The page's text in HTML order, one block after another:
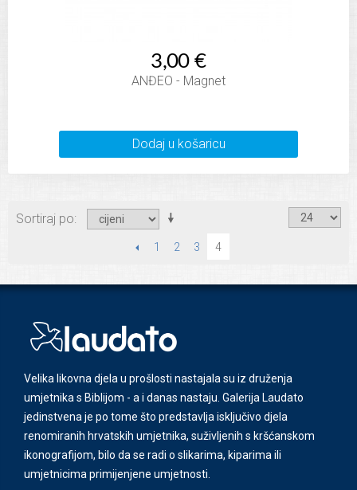
3,00 €
ANĐEO - Magnet
Dodaj u košaricu
Sortiraj po
PRETHODNI
1 2 3 4
Velika likovna djela u prošlosti nastajala su iz druženja
umjetnika s Biblijom - a i danas nastaju. Galerija Laudato
jedinstvena je po tome što predstavlja isključivo djela
renomiranih hrvatskih umjetnika, suživljenih s kršćanskom
ikonografijom, bilo da se radi o slikarima, kiparima ili
umjetnicima primijenjene umjetnosti.